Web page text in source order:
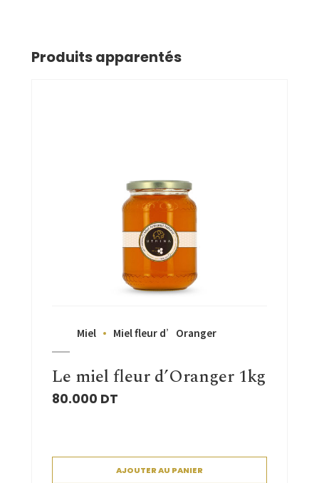
Produits apparentés
Miel Miel fleur d’Oranger
Le miel fleur d’Oranger 1kg
80.000 DT
AJOUTER AU PANIER